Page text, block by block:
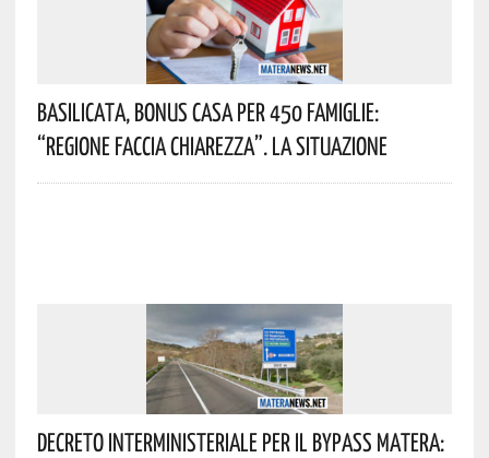
Basilicata, Bonus Casa Per 450 Famiglie:
“Regione Faccia Chiarezza”. La Situazione
Decreto Interministeriale Per Il Bypass Matera: